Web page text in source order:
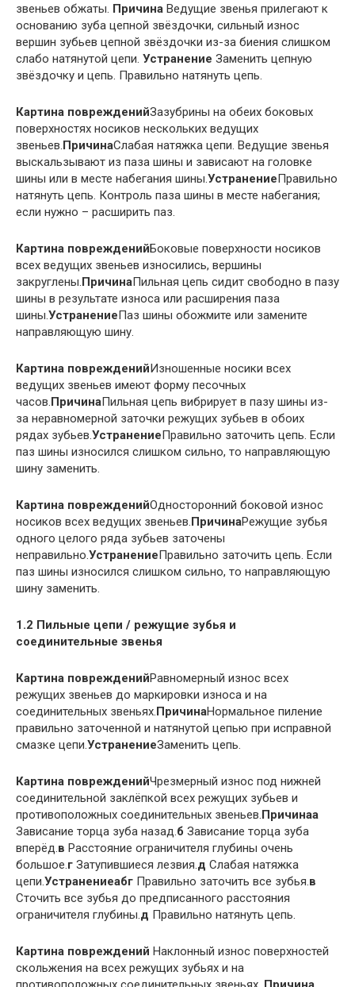
звеньев обжаты. Причина Ведущие звенья прилегают к
основанию зуба цепной звёздочки, сильный износ
вершин зубьев цепной звёздочки из-за биения слишком
слабо натянутой цепи. Устранение Заменить цепную
звёздочку и цепь. Правильно натянуть цепь.
Картина поврежденийЗазубрины на обеих боковых
поверхностях носиков нескольких ведущих
звеньев. ПричинаСлабая натяжка цепи. Ведущие звенья
выскальзывают из паза шины и зависают на головке
шины или в месте набегания шины. УстранениеПравильно
натянуть цепь. Контроль паза шины в месте набегания;
если нужно – расширить паз.
Картина поврежденийБоковые поверхности носиков
всех ведущих звеньев износились, вершины
закруглены. ПричинаПильная цепь сидит свободно в пазу
шины в результате износа или расширения паза
шины. УстранениеПаз шины обожмите или замените
направляющую шину.
Картина поврежденийИзношенные носики всех
ведущих звеньев имеют форму песочных
часов. ПричинаПильная цепь вибрирует в пазу шины из-
за неравномерной заточки режущих зубьев в обоих
рядах зубьев. УстранениеПравильно заточить цепь. Если
паз шины износился слишком сильно, то направляющую
шину заменить.
Картина поврежденийОдносторонний боковой износ
носиков всех ведущих звеньев. ПричинаРежущие зубья
одного целого ряда зубьев заточены
неправильно. УстранениеПравильно заточить цепь. Если
паз шины износился слишком сильно, то направляющую
шину заменить.
1.2 Пильные цепи / режущие зубья и
соединительные звенья
Картина поврежденийРавномерный износ всех
режущих звеньев до маркировки износа и на
соединительных звеньях. ПричинаНормальное пиление
правильно заточенной и натянутой цепью при исправной
смазке цепи. УстранениеЗаменить цепь.
Картина поврежденийЧрезмерный износ под нижней
соединительной заклёпкой всех режущих зубьев и
противоположных соединительных звеньев. Причинаа
Зависание торца зуба назад. б Зависание торца зуба
вперёд. в Расстояние ограничителя глубины очень
большое. г Затупившиеся лезвия. д Слабая натяжка
цепи. Устранениеабг Правильно заточить все зубья. в
Сточить все зубья до предписанного расстояния
ограничителя глубины. д Правильно натянуть цепь.
Картина повреждений Наклонный износ поверхностей
скольжения на всех режущих зубьях и на